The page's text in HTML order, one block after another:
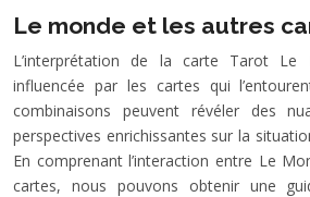
Le monde et les autres
L’interprétation de la carte Tarot
influencée par les cartes qui
combinaisons peuvent révéler des
perspectives enrichissantes sur la
En comprenant l’interaction entre Le
cartes, nous pouvons obtenir une